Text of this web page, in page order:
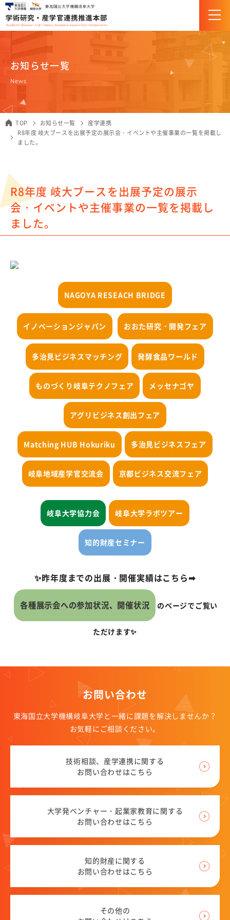
組織・体制
企画・研究支援部門（URA）について
産学官連携推進部門について
科研費
JST創発的研究支援事業
研究助成金＆競争的研究費
e-Rad登録
競争的研究費における制度改善
外部資金獲得手当
競争的研究費の直接経費からの研究代表者（PI）の人件
費支出に係る活用実績報告書
研究支援メニュー
コンプライアンスについて
特別研究員PD等の育成方針
動物性集合胚生命倫理審査委員会
岐阜大学の産学連携活動を知りたい方
具体的に岐阜大学との産学連携をご検討の方
東海国立大学機構Tokai Open Innovation Complex岐
岐阜大学発ベンチャー
機器共同利用サービス
起業ナビ
岐阜大学協力会
東海国立大学機構スタートアップ統括室
知的財産（特許など）に関することを知りたい方
研究段階から出願まで
知的財産マネジメントQ＆A
お問い合わせ・アクセス
アクセス
お問い合わせ先
様式ダウンロード
お知らせ一覧
News
TOP お知らせ一覧
産学連携
R8年度 岐大ブースを出展予定の展示会・イベントや主催事業の一覧を掲載し
ました。
R8年度 岐大ブースを出展予定の展示
会・イベントや主催事業の一覧を掲載し
ました。
NAGOYA RESEACH BRIDGE
イノベーションジャパン おおた研究・開発フェア
多治見ビジネスマッチング 発酵食品ワールド
ものづくり岐阜テクノフェア メッセナゴヤ
アグリビジネス創出フェア
Matching HUB Hokuriku 多治見ビジネスフェア
岐阜地域産学官交流会 京都ビジネス交流フェア
岐阜大学協力会 岐阜大学ラボツアー
知的財産セミナー
✨昨年度までの出展・開催実績はこちら➡
各種展示会への参加状況、開催状況 のページでご覧い
ただけます✨
お問い合わせ
東海国立大学機構岐阜大学と一緒に課題を解決しませんか？
お気軽にご相談ください。
技術相談、産学連携に関する
お問い合わせはこちら
大学発ベンチャー・起業家教育に関する
お問い合わせはこちら
知的財産に関する
お問い合わせはこちら
その他の